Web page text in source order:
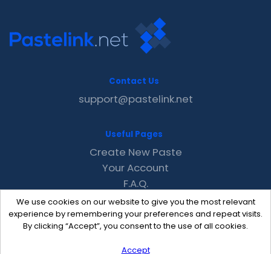
We use cookies on our website to give you the most relevant
experience by remembering your preferences and repeat visits.
By clicking “Accept”, you consent to the use of all cookies.
Accept
Contact Us
support@pastelink.net
Useful Pages
Create New Paste
Your Account
F.A.Q.
Recent
Contact